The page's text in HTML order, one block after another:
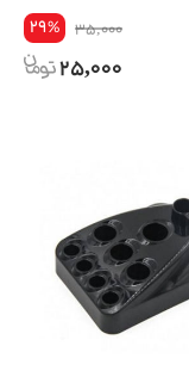
35,000
29%
25,000